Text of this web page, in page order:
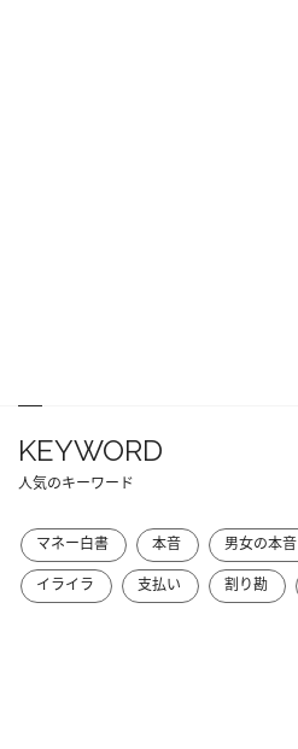
KEYWORD
人気のキーワード
マネー白書 本音 男女の本音
イライラ
支払い 割り勘